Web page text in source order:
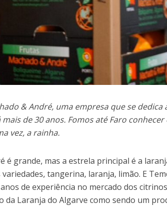
& André, uma empresa que se dedica
de 30 anos. Fomos até Faro conhecer
vez, a rainha.
é grande, mas a estrela principal é a
tangerina, laranja, limão. E
de experiência no mercado dos
da Laranja do Algarve como sendo um